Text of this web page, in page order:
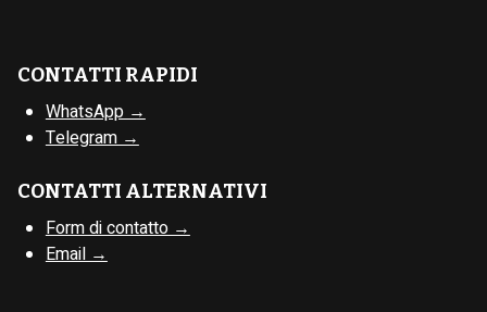
CONTATTI RAPIDI
WhatsApp →
Telegram →
CONTATTI ALTERNATIVI
Form di contatto →
Email →